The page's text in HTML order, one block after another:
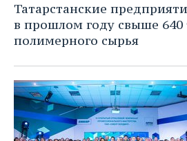
Татарстанские
в прошлом году свыше 640
полимерного сырья